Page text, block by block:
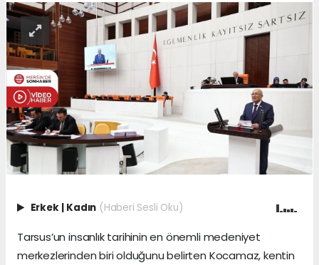
Erkek | Kadın (Haberi Sesli Oku)
Tarsus’un insanlık tarihinin en önemli medeniyet
merkezlerinden biri olduğunu belirten Kocamaz, kentin